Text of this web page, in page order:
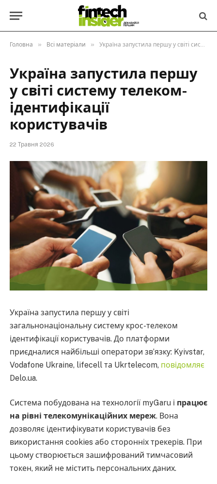
Головна » Всі матеріали » Україна запустила першу у світі систему телеком-ідентифікації користувачів
Україна запустила першу
у світі систему телеком-
ідентифікації
користувачів
22 Травня 2026
Україна запустила першу у світі
загальнонаціональну систему крос-телеком
ідентифікації користувачів. До платформи
приєдналися найбільші оператори зв’язку: Kyivstar,
Vodafone Ukraine, lifecell та Ukrtelecom, повідомляє
Delo.ua.
Система побудована на технології myGaru і працює
на рівні телекомунікаційних мереж. Вона
дозволяє ідентифікувати користувачів без
використання cookies або сторонніх трекерів. При
цьому створюється зашифрований тимчасовий
токен, який не містить персональних даних.